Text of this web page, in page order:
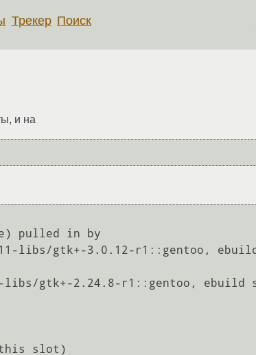
Трекер Поиск
и на